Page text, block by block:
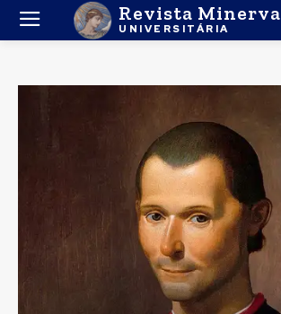
Revista Minerva
UNIVERSITÁRIA